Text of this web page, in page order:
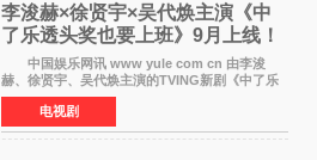
李浚赫×徐贤宇×吴代焕主演《中
了乐透头奖也要上班》9月上线！
TVING先网后台
中国娱乐网讯 www yule com cn 由李浚
赫、徐贤宇、吴代焕主演的TVING新剧《中了乐
透头奖也要上班》定档9月10日播出，随后于9月
14日起登陆tvN月火档，实现先网后台双平台播出
模式。 本剧改
电视剧